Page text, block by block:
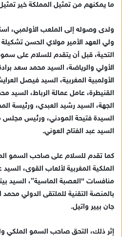
ما يمكنهم من تمثيل المملكة خير
ولدى وصوله إلى الملعب الأولمبي،
ولي العهد الأمير مولاي الحسن
التحية، قبل أن يتقدم للسلام على سموه
الأولي والرياضة، السيد محمد سعد
الأولمبية المغربية، السيد فيصل
القنيطرة، عامل عمالة الرباط،
الجهة، السيد رشيد العبدي، ورئيسة
السيدة فتيحة المودني، ورئيس
السيد عبد الفتاح العوني.
كما تقدم للسلام على صاحب السمو
الملكية المغربية لألعاب القوى،
منافسات “العصبة الماسية”، السيد
بالمنصة التقنية للملتقى الدولي
جان بيير واتيل.
إثر ذلك، التحق صاحب السمو الملكي